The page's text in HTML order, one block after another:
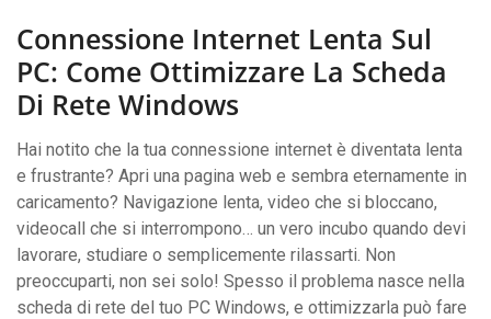
Connessione Internet Lenta Sul
PC: Come Ottimizzare La Scheda
Di Rete Windows
Hai notito che la tua connessione internet è diventata lenta
e frustrante? Apri una pagina web e sembra eternamente in
caricamento? Navigazione lenta, video che si bloccano,
videocall che si interrompono… un vero incubo quando devi
lavorare, studiare o semplicemente rilassarti. Non
preoccuparti, non sei solo! Spesso il problema nasce nella
scheda di rete del tuo PC Windows, e ottimizzarla può fare